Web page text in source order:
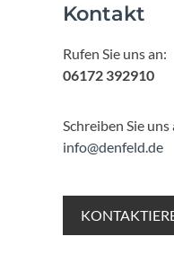
Kontakt
Rufen Sie uns an:
06172 392910
Schreiben Sie uns
info@denfeld.de